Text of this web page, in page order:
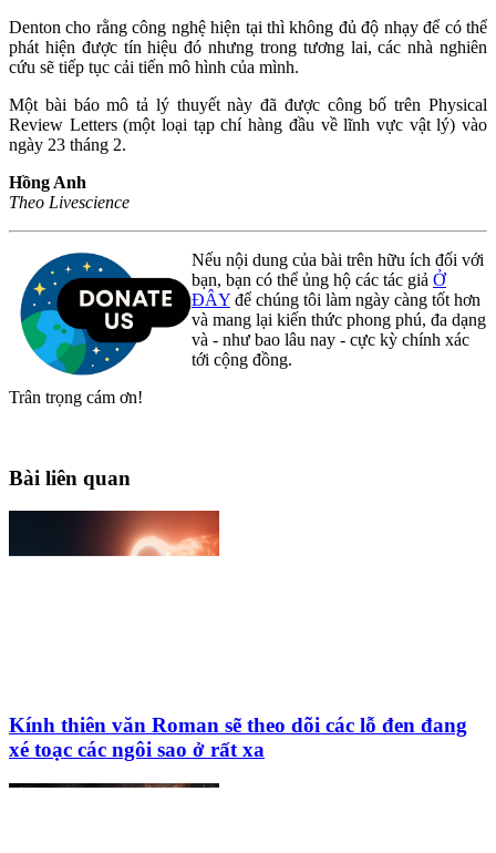
Denton cho rằng công nghệ hiện tại thì không đủ độ nhạy để có thể
phát hiện được tín hiệu đó nhưng trong tương lai, các nhà nghiên
cứu sẽ tiếp tục cải tiến mô hình của mình.
Một bài báo mô tả lý thuyết này đã được công bố trên Physical
Review Letters (một loại tạp chí hàng đầu về lĩnh vực vật lý) vào
ngày 23 tháng 2.
Hồng Anh
Theo Livescience
Nếu nội dung của bài trên hữu ích đối với
bạn, bạn có thể ủng hộ các tác giả Ở
ĐÂY để chúng tôi làm ngày càng tốt hơn
và mang lại kiến thức phong phú, đa dạng
và - như bao lâu nay - cực kỳ chính xác
tới cộng đồng.
Trân trọng cám ơn!
Bài liên quan
Kính thiên văn Roman sẽ theo dõi các lỗ đen đang
xé toạc các ngôi sao ở rất xa